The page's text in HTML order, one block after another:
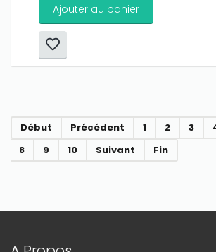
Ajouter au panier
Début Précédent 1 2 3
8
9 10 Suivant Fin